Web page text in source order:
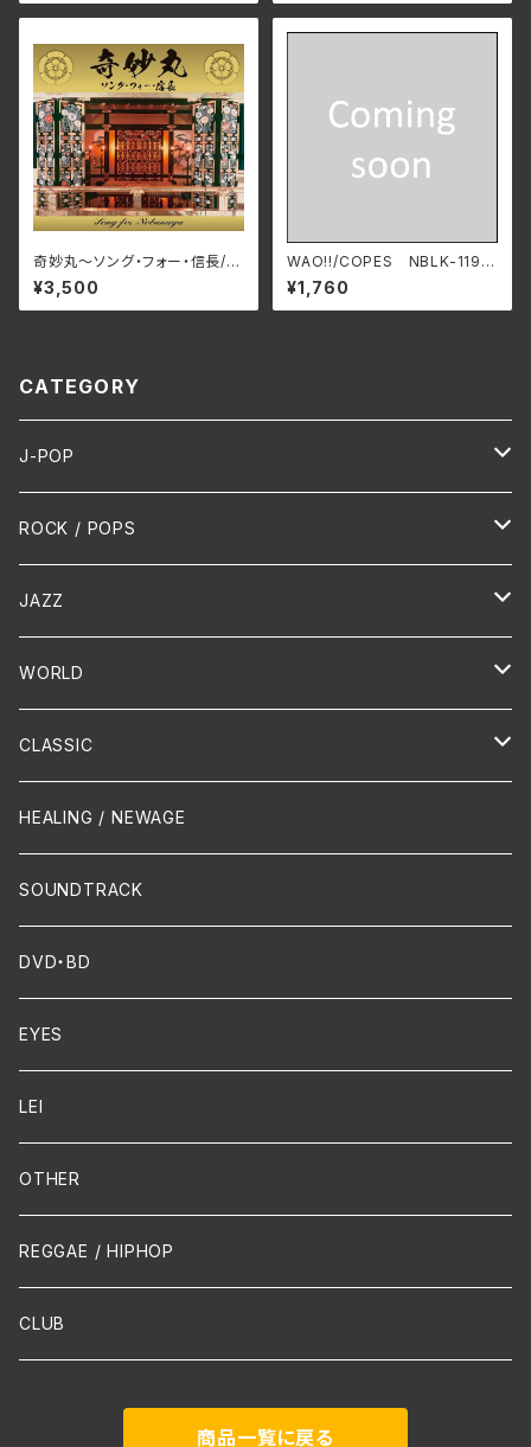
奇妙丸～ソング・フォー・信長/V
arious Artists RPES-4869
(仕様:CD)
¥3,500
WAO!!/COPES NBLK-119
(仕様:CD)
¥1,760
CATEGORY
J-POP
HR/HM
演歌 / 歌謡曲
PUNK/HARDCORE
Hip-Hop/Dancehall Reggae
ROCK / POPS
Oldies
HR/HM
JAZZ
Vocal
Piano
Crossover / Fusion
Dixie / New Orleans
FUNK
WORLD
HAWAIIAN
Chanson
CLASSIC
Piano
Flute
Violin
Cello
Guitar / Ukulele
Mandolin
声楽
吹奏楽
HEALING / NEWAGE
SOUNDTRACK
DVD・BD
EYES
LEI
OTHER
REGGAE / HIPHOP
CLUB
商品一覧に戻る